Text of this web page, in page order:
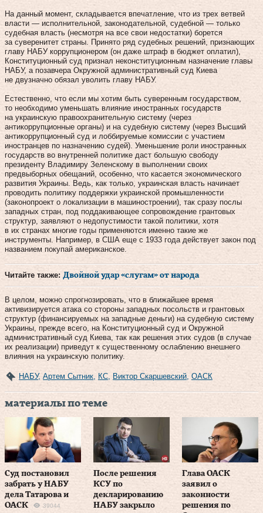
На данный момент, складывается впечатление, что из трех ветвей
власти — исполнительной, законодательной, судебной — только
судебная власть (несмотря на все свои недостатки) борется
за суверенитет страны. Принято ряд судебных решений, признающих
главу НАБУ коррупционером (он даже штраф в бюджет оплатил),
Конституционный суд признал неконституционным назначение главы
НАБУ, а позавчера Окружной административный суд Киева
не двузначно обязал уволить главу НАБУ.
Естественно, что если мы хотим быть суверенным государством,
то необходимо уменьшать влияние иностранных государств
на украинскую правоохранительную систему (через
антикоррупционные органы) и на судебную систему (через Высший
антикоррупционный суд и лоббируемые комиссии с участием
иностранцев по назначению судей). Уменьшение роли иностранных
государств во внутренней политике даст большую свободу
президенту Владимиру Зеленскому в выполнении своих
предвыборных обещаний, особенно, что касается экономического
развития Украины. Ведь, как только, украинская власть начинает
проводить политику поддержки украинской промышленности
(законопроект о локализации в машиностроении), так сразу послы
западных стран, под поддакивающее сопровождение грантовых
структур, заявляют о недопустимости такой политики, хотя
в их странах многие годы применяются именно такие же
инструменты. Например, в США еще с 1933 года действует закон под
названием покупай американское.
Читайте также: Двойной удар «слугам» от народа
В целом, можно спрогнозировать, что в ближайшее время
активизируется атака со стороны западных посольств и грантовых
структур (финансируемых на западные деньги) на судебную систему
Украины, прежде всего, на Конституционный суд и Окружной
административный суд Киева, так как решения этих судов (в случае
их реализации) приведут к существенному ослаблению внешнего
влияния на украинскую политику.
НАБУ, Артем Сытник КС Виктор Скаршевский ОАСК
материалы по теме
Суд постановил
забрать у НАБУ
дела Татарова и
ОАСК
39044
После решения
КСУ по
декларированию
НАБУ закрыло
Глава ОАСК
заявил о
законности
решения по